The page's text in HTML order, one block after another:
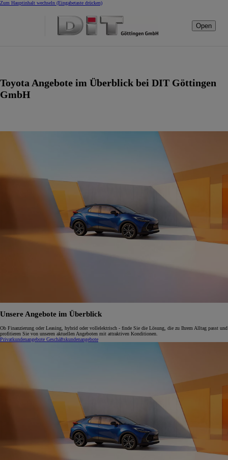
Zum Hauptinhalt wechseln (Eingabetaste drücken)
Open
Toyota Angebote im Überblick bei DIT Göttingen
GmbH
Unsere Angebote im Überblick
Ob Finanzierung oder Leasing, hybrid oder vollelektrisch - finde Sie die Lösung, die zu Ihrem Alltag passt und
profitieren Sie von unseren aktuellen Angeboten mit attraktiven Konditionen.
Privatkundenangebote Geschäftskundenangebote